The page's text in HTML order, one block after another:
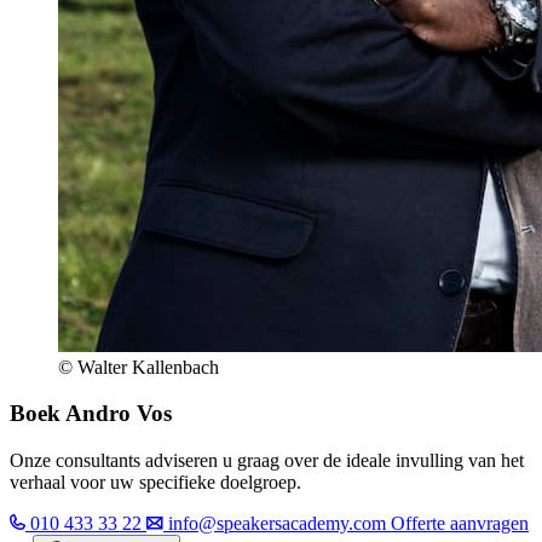
© Walter Kallenbach
Boek Andro Vos
Onze consultants adviseren u graag over de ideale invulling van het
verhaal voor uw specifieke doelgroep.
010 433 33 22
info@speakersacademy.com Offerte aanvragen